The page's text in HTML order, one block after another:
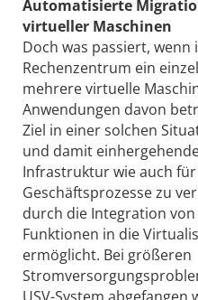
Automatisierte
virtueller Maschinen
Doch was passiert,
Rechenzentrum ein
mehrere virtuelle
Anwendungen davon
Ziel in einer solchen
und damit
Infrastruktur wie auch
Geschäftsprozesse zu
durch die Integration
Funktionen in die
ermöglicht. Bei größeren